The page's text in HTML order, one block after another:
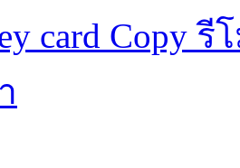
card Copy